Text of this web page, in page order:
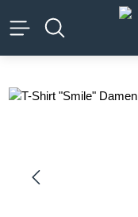
springen
Bildergalerie überspringen